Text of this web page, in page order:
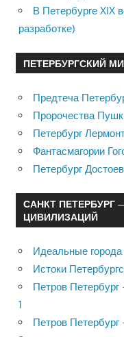
В Петербурге XIX
разработке)
ПЕТЕРБУРГСКИЙ
Предтеча
Пророчества
Петербург
Фантасмагории
Петербург
САНКТ
ЦИВИЛИЗАЦИЙ
Идеальные города
Истоки
Петров
1
Петров